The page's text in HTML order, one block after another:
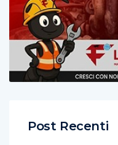
Post Recenti